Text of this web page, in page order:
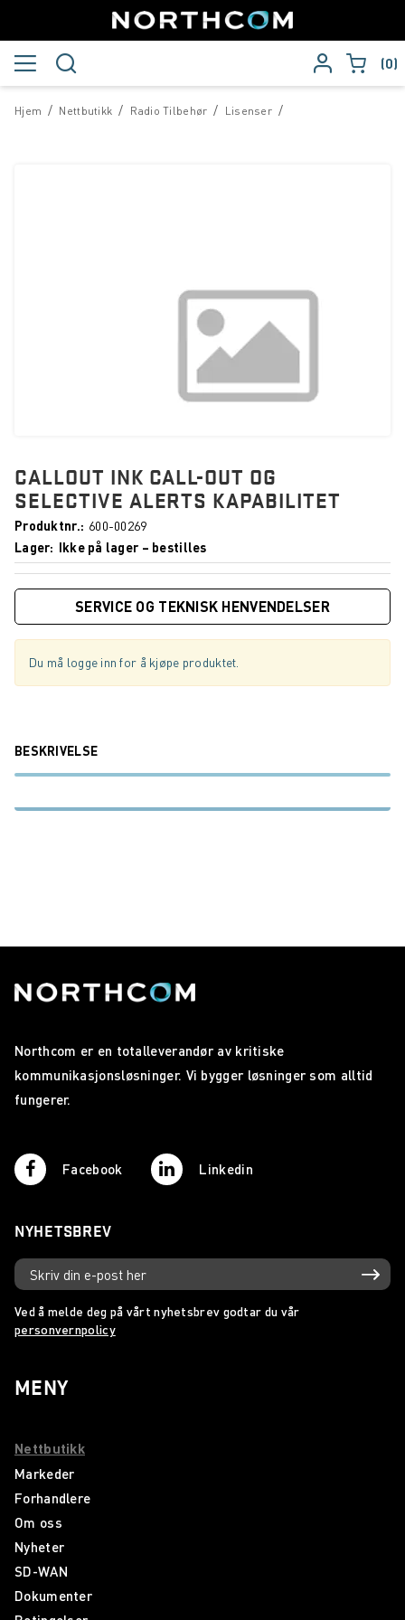
0
/
Hjem /
Nettbutikk /
Radio Tilbehør /
Lisenser
CALLOUT INK CALL-OUT OG
SELECTIVE ALERTS KAPABILITET
Produktnr.
600-00269
Lager
Ikke på lager – bestilles
SERVICE OG TEKNISK HENVENDELSER
Du må logge inn for å kjøpe produktet.
BESKRIVELSE
Northcom er en totalleverandør av kritiske
kommunikasjonsløsninger. Vi bygger løsninger som alltid
fungerer.
Facebook Linkedin
NYHETSBREV
Ved å melde deg på vårt nyhetsbrev godtar du vår
personvernpolicy
MENY
Nettbutikk
Markeder
Forhandlere
Om oss
Nyheter
SD-WAN
Dokumenter